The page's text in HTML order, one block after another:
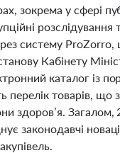
зокрема у сфері
систему
Кабінету
каталог
товарів, що
здоров’я.
законодавчі